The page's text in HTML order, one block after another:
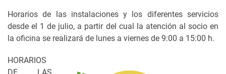
Horarios de las instalaciones y los diferentes servicios
desde el 1 de julio, a partir del cual la atención al socio en
la oficina se realizará de lunes a viernes de 9:00 a 15:00 h.
HORARIOS